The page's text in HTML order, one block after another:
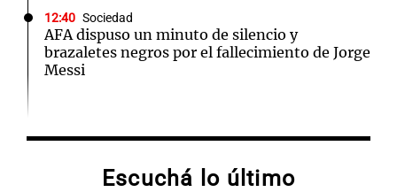
12:40 Sociedad
AFA dispuso un minuto de silencio y
brazaletes negros por el fallecimiento de Jorge
Messi
“Rosarino de alma y corazón”: Javkin
Escuchá lo último